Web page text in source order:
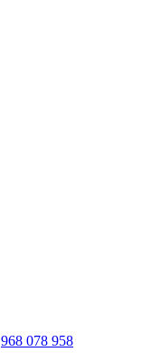
968 078 958